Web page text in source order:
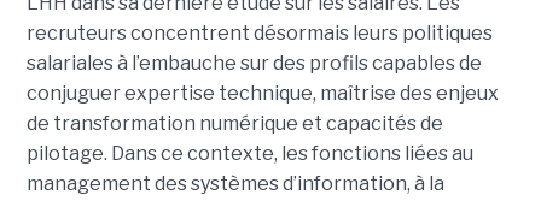
recruteurs concentrent désormais leurs politiques
salariales à l’embauche sur des profils capables de
conjuguer expertise technique, maîtrise des enjeux
de transformation numérique et capacités de
pilotage. Dans ce contexte, les fonctions liées au
management des systèmes d’information, à la